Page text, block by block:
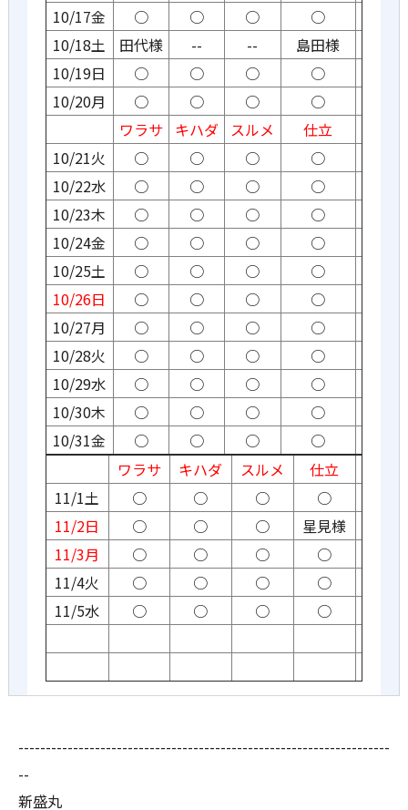
10/17金
○ ○ ○
○
10/18土
田代様 -- --
島田様
10/19日
○ ○ ○
○
10/20月
○ ○ ○
○
ワラサ キハダ スルメ
仕立
10/21火
○ ○ ○
○
10/22水
○ ○ ○
○
10/23木
○ ○ ○
○
10/24金
○ ○ ○
○
10/25土
○ ○ ○
○
10/26日
○ ○ ○
○
10/27月
○ ○ ○
○
10/28火
○ ○ ○
○
10/29水
○ ○ ○
○
10/30木
○ ○ ○
○
10/31金
○ ○ ○
○
ワラサ
キハダ スルメ
仕立
11/1土
○ ○ ○
○
11/2日
○ ○ ○
星見様
11/3月
○ ○ ○
○
11/4火
○ ○ ○
○
11/5水
○ ○ ○ ○
--------------------------------------------------------------------
--
新盛丸